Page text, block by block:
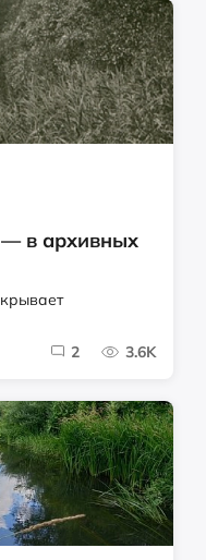
в архивных
2 3.6K